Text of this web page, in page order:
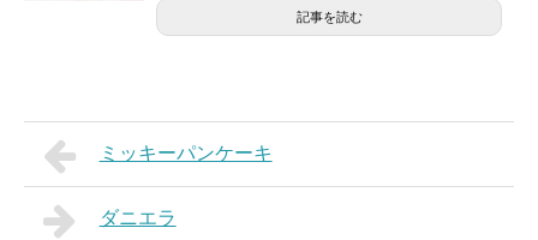
記事を読む
ミッキーパンケーキ
ダニエラ